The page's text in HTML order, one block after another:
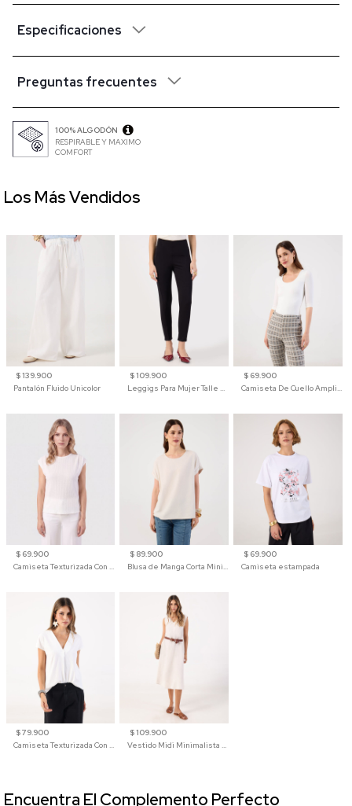
Especificaciones
Preguntas frecuentes
100% ALGODÓN
RESPIRABLE Y MAXIMO
COMFORT
$ 139.900
Pantalón Fluido Unicolor
$ 109.900
Leggigs Para Mujer Talle Alto Liso
$ 69.900
Camiseta De Cuello Amplio Y Manga 3/4 Para Mujer
$ 69.900
Camiseta Texturizada Con Hombro Caído Para Mujer
$ 89.900
Blusa de Manga Corta Minimalista para Mujer
$ 69.900
Camiseta estampada
$ 79.900
$ 109.900
Los Más Vendidos
Encuentra El Complemento Perfecto